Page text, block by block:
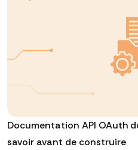
Documentation API OAuth
savoir avant de construire